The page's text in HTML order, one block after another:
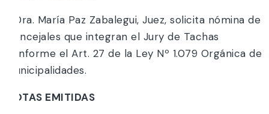
5.Dra. María Paz Zabalegui, Juez, solicita nómina de
Concejales que integran el Jury de Tachas
conforme el Art. 27 de la Ley Nº 1.079 Orgánica de
Municipalidades.
NOTAS EMITIDAS